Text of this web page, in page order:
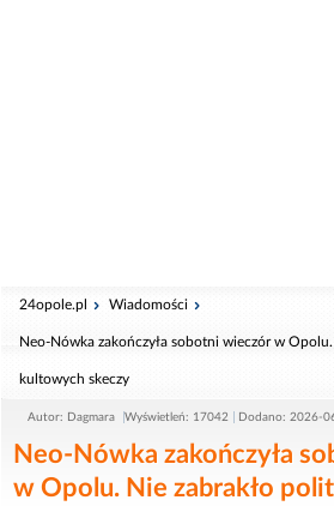
24opole.pl Wiadomości
Neo-Nówka zakończyła sobotni wieczór w
kultowych skeczy
Autor: Dagmara Wyświetleń: 17042 Dodano: 2026-
Neo-Nówka zakończyła
w Opolu. Nie zabrakło